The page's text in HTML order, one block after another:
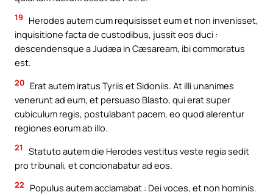
19
Herodes autem cum requisisset eum et non invenisset,
inquisitione facta de custodibus, jussit eos duci :
descendensque a Judæa in Cæsaream, ibi commoratus
est.
20 Erat autem iratus Tyriis et Sidoniis. At illi unanimes
venerunt ad eum, et persuaso Blasto, qui erat super
cubiculum regis, postulabant pacem, eo quod alerentur
regiones eorum ab illo.
21
Statuto autem die Herodes vestitus veste regia sedit
pro tribunali, et concionabatur ad eos.
22 Populus autem acclamabat : Dei voces, et non hominis.